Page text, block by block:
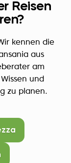
Reisen
kennen die
aus
am
und
zu planen.